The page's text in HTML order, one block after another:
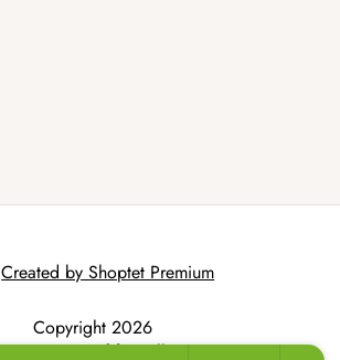
Created by Shoptet Premium
Copyright 2026
AtmoWood.hr. All